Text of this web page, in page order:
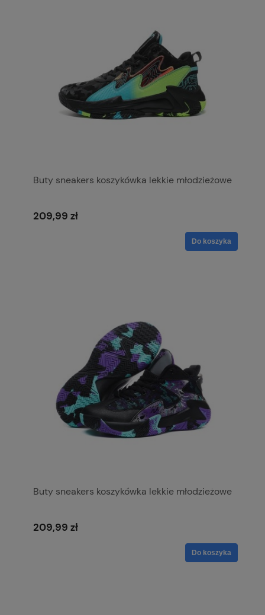
Buty sneakers koszykówka lekkie młodzieżowe
209,99 zł
Do koszyka
Buty sneakers koszykówka lekkie młodzieżowe
209,99 zł
Do koszyka